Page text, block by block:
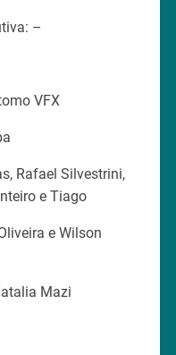
–
VFX
Rafael Silvestrini,
e Tiago
e Wilson
Mazi